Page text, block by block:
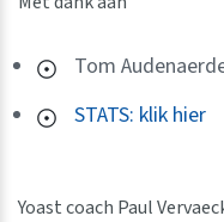
Tom
STATS: klik hier
Yoast coach Paul